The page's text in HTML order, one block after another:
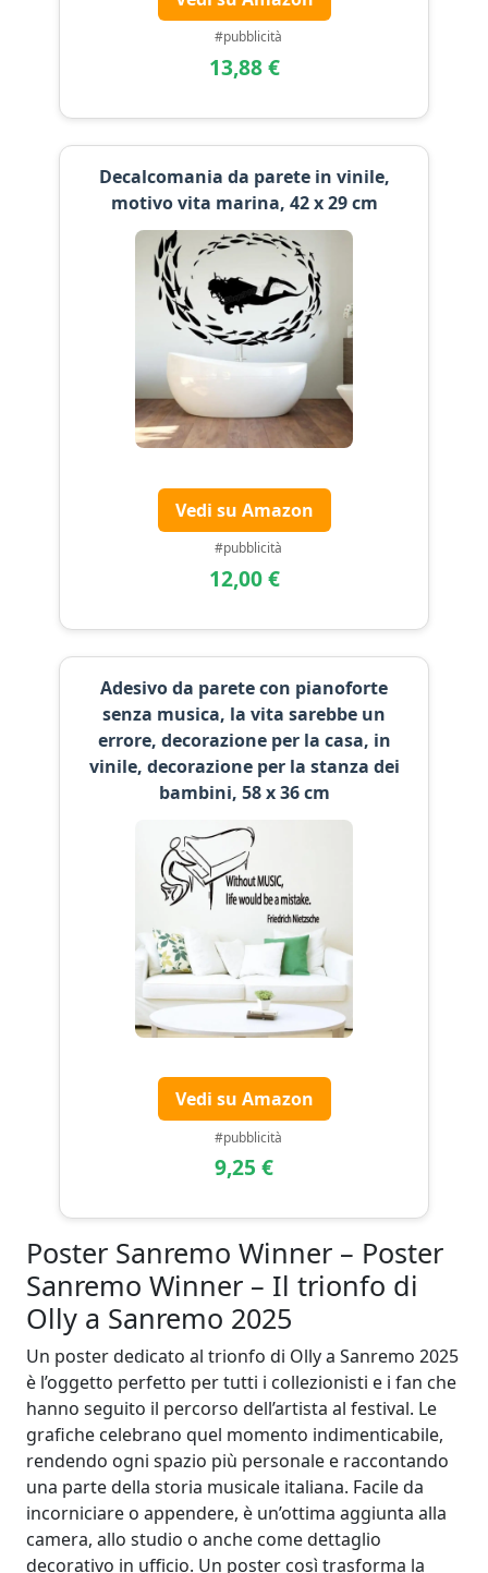
#pubblicità
13,88 €
Decalcomania da parete in vinile,
motivo vita marina, 42 x 29 cm
Vedi su Amazon
#pubblicità
12,00 €
Adesivo da parete con pianoforte
senza musica, la vita sarebbe un
errore, decorazione per la casa, in
vinile, decorazione per la stanza dei
bambini, 58 x 36 cm
Vedi su Amazon
#pubblicità
9,25 €
Poster Sanremo Winner – Poster
Sanremo Winner – Il trionfo di
Olly a Sanremo 2025
Un poster dedicato al trionfo di Olly a Sanremo 2025
è l’oggetto perfetto per tutti i collezionisti e i fan che
hanno seguito il percorso dell’artista al festival. Le
grafiche celebrano quel momento indimenticabile,
rendendo ogni spazio più personale e raccontando
una parte della storia musicale italiana. Facile da
incorniciare o appendere, è un’ottima aggiunta alla
camera, allo studio o anche come dettaglio
decorativo in ufficio. Un poster così trasforma la